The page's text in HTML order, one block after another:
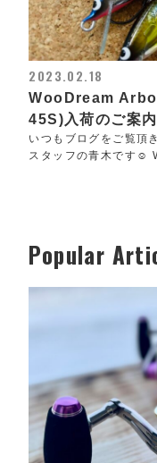
2023.02.18
WooDream
45S)入荷のご案内
いつもブログをご覧頂
スタッフの青木です☺️
Popular